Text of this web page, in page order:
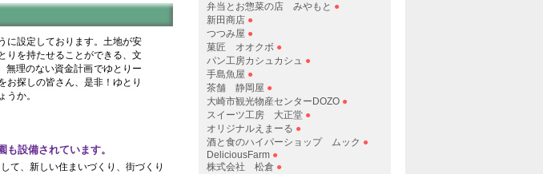
弁当とお惣菜の店 みやもと ●
新田商店 ●
つつみ屋 ●
菓匠 オオクボ ●
パン工房カシュカシュ ●
手島魚屋 ●
茶舗 静岡屋 ●
大崎市観光物産センターDOZO ●
スイーツ工房 大正堂 ●
オリジナルえまーる ●
酒と食のハイパーショップ ムック ●
DeliciousFarm ●
株式会社 松倉 ●